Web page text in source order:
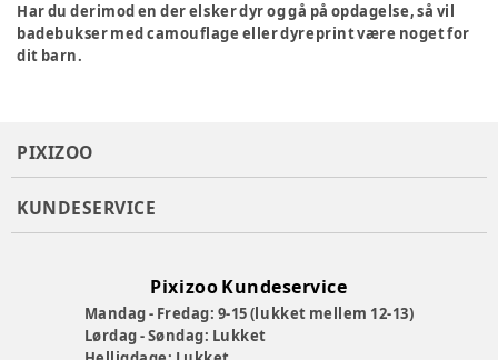
Har du derimod en der elsker dyr og gå på opdagelse, så vil
badebukser med camouflage eller dyreprint være noget for
dit barn.
PIXIZOO
KUNDESERVICE
Pixizoo Kundeservice
Mandag - Fredag: 9-15 (lukket mellem 12-13)
Lørdag - Søndag: Lukket